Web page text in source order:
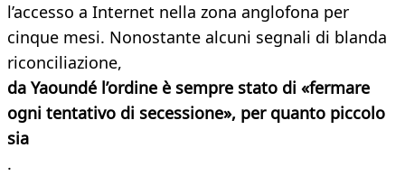
l’accesso a Internet nella zona anglofona per
cinque mesi. Nonostante alcuni segnali di blanda
riconciliazione,
da Yaoundé l’ordine è sempre stato di «fermare
ogni tentativo di secessione», per quanto piccolo
sia
.